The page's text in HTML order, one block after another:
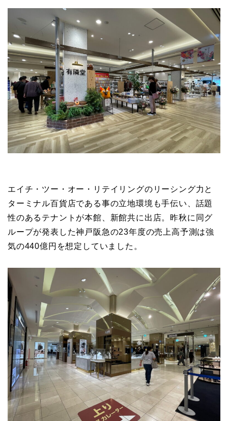
エイチ・ツー・オー・リテイリングのリーシング力と
ターミナル百貨店である事の立地環境も手伝い、話題
性のあるテナントが本館、新館共に出店。昨秋に同グ
ループが発表した神戸阪急の23年度の売上高予測は強
気の440億円を想定していました。